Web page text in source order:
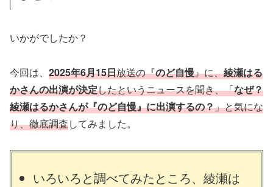
いかがでしたか？
今回は、 2025年6月15日放送の『のど自慢』に、綾瀬はる
かさんの出演が決定したというニュースを聞き、「なぜ？
綾瀬はるかさんが『のど自慢』に出演するの？」と気にな
り、徹底調査してみました。
いろいろと調べてみたところ、綾瀬は